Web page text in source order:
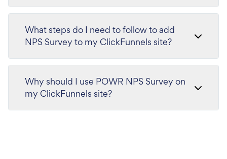
What steps do I need to follow to add
NPS Survey to my ClickFunnels site?
Why should I use POWR NPS Survey on
my ClickFunnels site?